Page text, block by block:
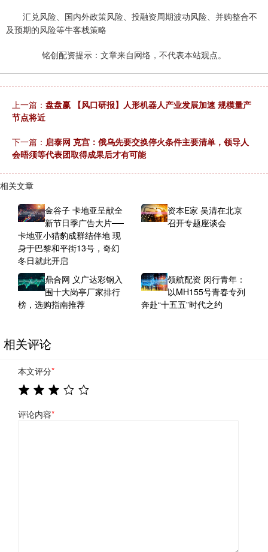
汇兑风险、国内外政策风险、投融资周期波动风险、并购整合不
及预期的风险等牛客栈策略
铭创配资提示：文章来自网络，不代表本站观点。
上一篇： 盘盘赢 【风口研报】人形机器人产业发展加速 规模量产
节点将近
下一篇： 启泰网 克宫：俄乌先要交换停火条件主要清单，领导人
会晤须等代表团取得成果后才有可能
相关文章
金谷子 卡地亚呈献全
新节日季广告大片──
卡地亚小猎豹成群结伴地 现
身于巴黎和平街13号，奇幻
冬日就此开启
资本E家 吴清在北京
召开专题座谈会
鼎合网 义广达彩钢入
围十大岗亭厂家排行
榜，选购指南推荐
领航配资 闵行青年：
以MH155号青春专列
奔赴“十五五”时代之约
相关评论
本文评分*
评论内容*